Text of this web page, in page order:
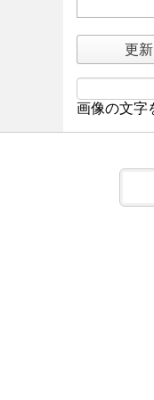
更新
画像の文字